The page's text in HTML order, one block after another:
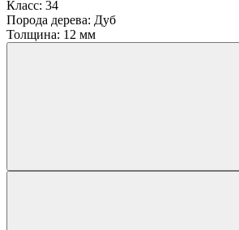
Класс: 34
Порода дерева: Дуб
Толщина: 12 мм